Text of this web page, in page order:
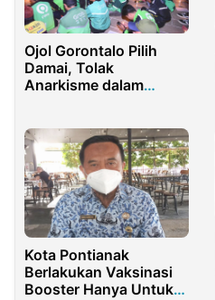
Ojol Gorontalo Pilih
Damai, Tolak
Anarkisme dalam
Kota Pontianak
Berlakukan Vaksinasi
Booster Hanya Untuk